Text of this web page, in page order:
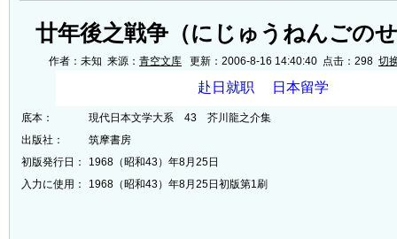
廿年後之戦争（にじゅうねんごの
作者：未知 来源： 青空文库 更新：2006-8-16 14:40:40 点击： 298 切
底本：
現代日本文学大系 43 芥川龍之介集
出版社：
筑摩書房
初版発行日：
1968（昭和43）年8月25日
入力に使用：
1968（昭和43）年8月25日初版第1刷